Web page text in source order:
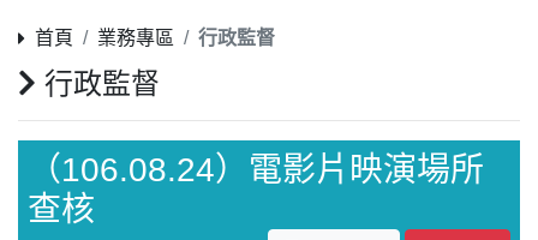
首頁 業務專區 行政監督
行政監督
（106.08.24）電影片映演場所
查核